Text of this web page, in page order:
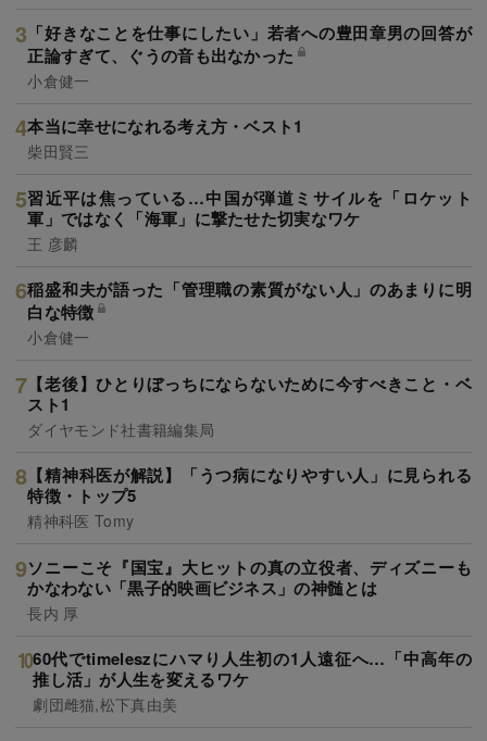
「好きなことを仕事にしたい」若者への豊田章男の回答が
正論すぎて、ぐうの音も出なかった
小倉健一
本当に幸せになれる考え方・ベスト1
柴田賢三
習近平は焦っている…中国が弾道ミサイルを「ロケット
軍」ではなく「海軍」に撃たせた切実なワケ
王 彦麟
稲盛和夫が語った「管理職の素質がない人」のあまりに明
白な特徴
小倉健一
【老後】ひとりぼっちにならないために今すべきこと・ベ
スト1
ダイヤモンド社書籍編集局
【精神科医が解説】「うつ病になりやすい人」に見られる
特徴・トップ5
精神科医 Tomy
ソニーこそ『国宝』大ヒットの真の立役者、ディズニーも
かなわない「黒子的映画ビジネス」の神髄とは
長内 厚
60代でtimeleszにハマり人生初の1人遠征へ…「中高年の
推し活」が人生を変えるワケ
劇団雌猫,松下真由美